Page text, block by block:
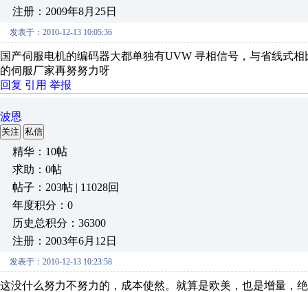
注册：2009年8月25日
发表于：2010-12-13 10:05:36
国产伺服电机的编码器大都单独有UVW 寻相信号，与省线式
的伺服厂家再努努力呀
回复 引用 举报
波恩
关注 私信
精华：10帖
求助：0帖
帖子：203帖 | 11028回
年度积分：0
历史总积分：36300
注册：2003年6月12日
发表于：2010-12-13 10:23:58
这没什么努力不努力的，成本使然。就算是欧美，也是增量，